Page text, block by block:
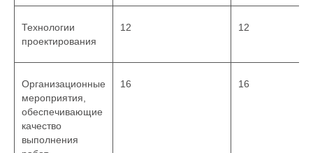
Технологии
проектирования
12 12
Организационные
мероприятия,
обеспечивающие
качество
выполнения
16 16